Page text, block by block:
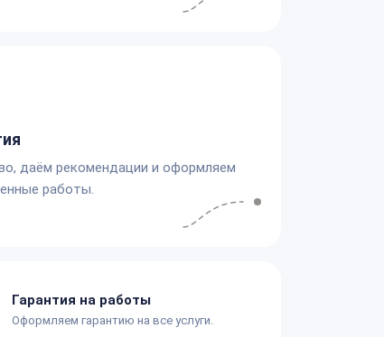
даём рекомендации и оформляем
работы.
Гарантия на работы
Оформляем гарантию на все услуги.